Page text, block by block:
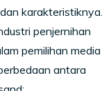
karakteristiknya.
penjernihan
pemilihan media
antara